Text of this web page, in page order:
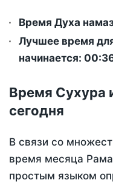
Время Духа
Лучшее время
начинается:
Время Сухура
сегодня
В связи со
время месяца
простым языком